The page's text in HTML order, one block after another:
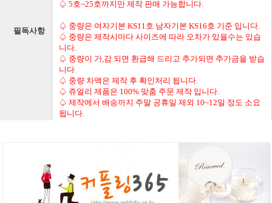
필독사항
♤ 5호~25호까지만 제작 판매 가능합니다.
♤ 중량은 여자기본 KS11호 남자기본 KS16호 기준 입니다.
♤ 중량은 제작시마다 사이즈에 따라 오차가 있을수는 있습
니다.
♤ 중량이 가,감 되면 환급해 드리고 추가되면 추가금을 받습
니다.
♤ 중량 차액은 제작 후 확인처리 됩니다.
♤ 쥬얼리 제품은 100% 맞춤 주문 제작 입니다.
♤ 제작에서 배송까지 주말 공휴일 제외 10~12일 정도 소요
됩니다.